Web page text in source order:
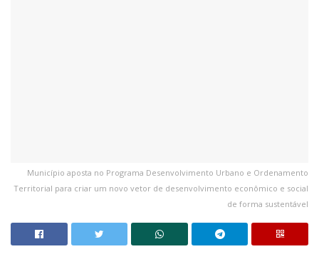
Município aposta no Programa Desenvolvimento Urbano e Ordenamento
Territorial para criar um novo vetor de desenvolvimento econômico e social
de forma sustentável